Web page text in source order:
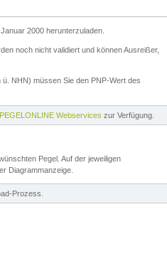
2000 herunterzuladen.
noch nicht validiert und können Ausreißer,
ü. NHN) müssen Sie den PNP-Wert des
PEGELONLINE Webservices zur Verfügung.
Pegel. Auf der jeweiligen
Diagrammanzeige.
Prozess.